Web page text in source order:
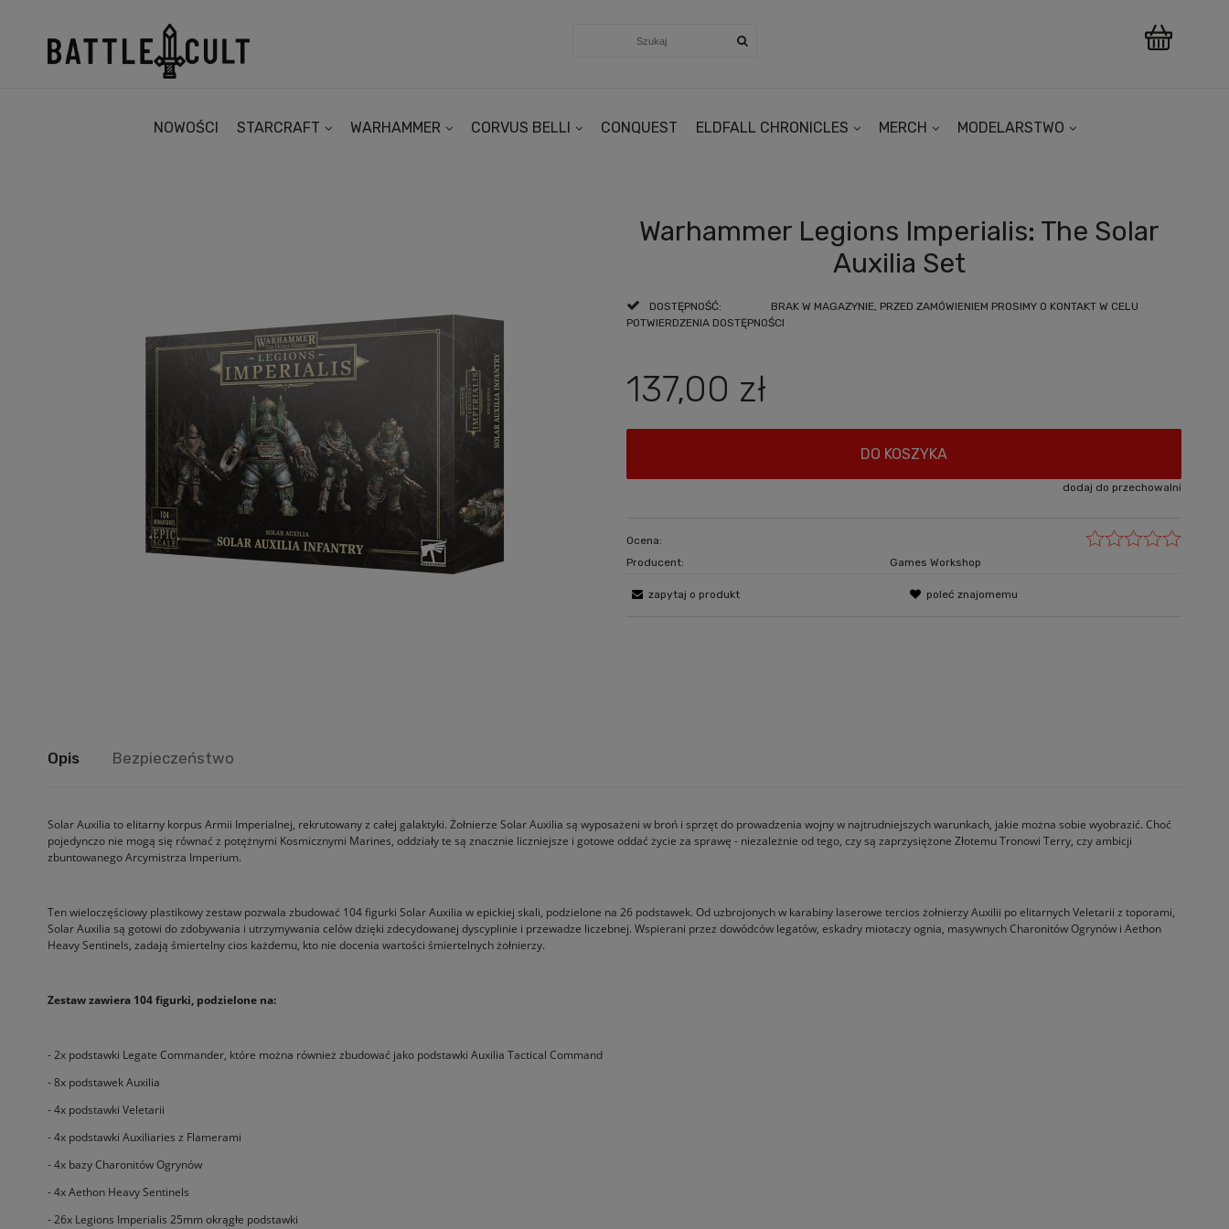
NOWOŚCI STARCRAFT WARHAMMER CORVUS BELLI CONQUEST ELDFALL CHRONICLES MERCH MODELARSTWO
Warhammer Legions Imperialis: The Solar
Auxilia Set
DOSTĘPNOŚĆ:
BRAK W MAGAZYNIE, PRZED ZAMÓWIENIEM PROSIMY O KONTAKT W CELU
POTWIERDZENIA DOSTĘPNOŚCI
137,00 zł
DO KOSZYKA
dodaj do przechowalni
Ocena:
Producent:
Games Workshop
zapytaj o produkt poleć znajomemu
Opis Bezpieczeństwo
Solar Auxilia to elitarny korpus Armii Imperialnej, rekrutowany z całej galaktyki. Żołnierze Solar Auxilia są wyposażeni w broń i sprzęt do prowadzenia wojny w najtrudniejszych warunkach, jakie można sobie wyobrazić. Choć
pojedynczo nie mogą się równać z potężnymi Kosmicznymi Marines, oddziały te są znacznie liczniejsze i gotowe oddać życie za sprawę - niezależnie od tego, czy są zaprzysiężone Złotemu Tronowi Terry, czy ambicji
zbuntowanego Arcymistrza Imperium.
Ten wieloczęściowy plastikowy zestaw pozwala zbudować 104 figurki Solar Auxilia w epickiej skali, podzielone na 26 podstawek. Od uzbrojonych w karabiny laserowe tercios żołnierzy Auxilii po elitarnych Veletarii z toporami,
Solar Auxilia są gotowi do zdobywania i utrzymywania celów dzięki zdecydowanej dyscyplinie i przewadze liczebnej. Wspierani przez dowódców legatów, eskadry miotaczy ognia, masywnych Charonitów Ogrynów i Aethon
Heavy Sentinels, zadają śmiertelny cios każdemu, kto nie docenia wartości śmiertelnych żołnierzy.
Zestaw zawiera 104 figurki, podzielone na:
- 2x podstawki Legate Commander, które można również zbudować jako podstawki Auxilia Tactical Command
- 8x podstawek Auxilia
- 4x podstawki Veletarii
- 4x podstawki Auxiliaries z Flamerami
- 4x bazy Charonitów Ogrynów
- 4x Aethon Heavy Sentinels
- 26x Legions Imperialis 25mm okrągłe podstawki